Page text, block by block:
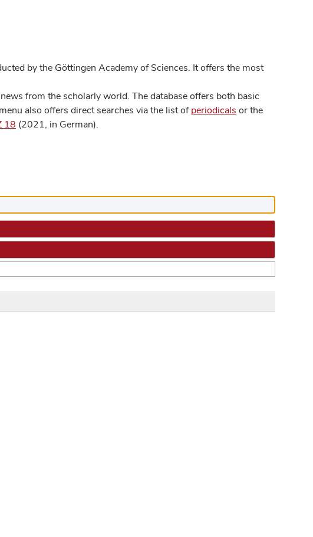
by the Göttingen Academy of Sciences. It offers the most
from the scholarly world. The database offers both basic
also offers direct searches via the list ofperiodicals or the
18 (2021, in German).